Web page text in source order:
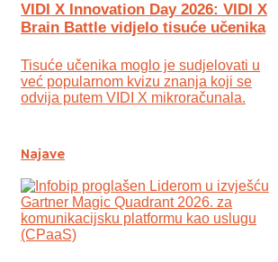
VIDI X Innovation Day 2026: VIDI X
Brain Battle vidjelo tisuće učenika
Tisuće učenika moglo je sudjelovati u
već popularnom kvizu znanja koji se
odvija putem VIDI X mikroračunala.
Najave